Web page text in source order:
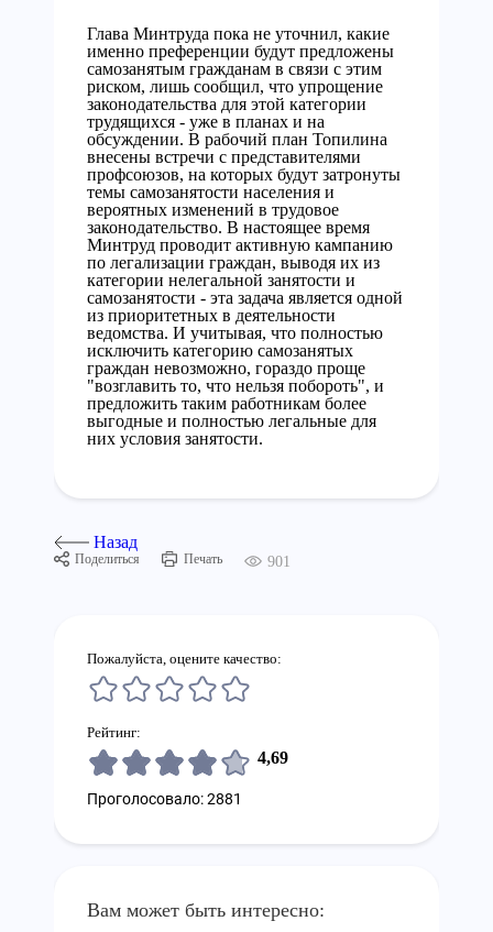
Глава Минтруда пока не уточнил, какие
именно преференции будут предложены
самозанятым гражданам в связи с этим
риском, лишь сообщил, что упрощение
законодательства для этой категории
трудящихся - уже в планах и на
обсуждении. В рабочий план Топилина
внесены встречи с представителями
профсоюзов, на которых будут затронуты
темы самозанятости населения и
вероятных изменений в трудовое
законодательство. В настоящее время
Минтруд проводит активную кампанию
по легализации граждан, выводя их из
категории нелегальной занятости и
самозанятости - эта задача является одной
из приоритетных в деятельности
ведомства. И учитывая, что полностью
исключить категорию самозанятых
граждан невозможно, гораздо проще
"возглавить то, что нельзя побороть", и
предложить таким работникам более
выгодные и полностью легальные для
них условия занятости.
Назад
Поделиться Печать 901
Пожалуйста, оцените качество:
Рейтинг:
4,69
Проголосовало: 2881
Вам может быть интересно: